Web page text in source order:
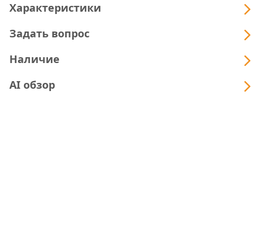
Характеристики
Задать вопрос
Наличие
AI обзор